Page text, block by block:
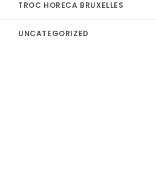
TROC HORECA BRUXELLES
UNCATEGORIZED